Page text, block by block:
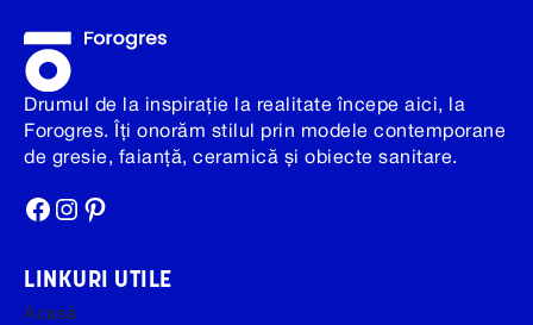
Drumul de la inspirație la realitate începe aici, la
Forogres. Îți onorăm stilul prin modele contemporane
de gresie, faianță, ceramică și obiecte sanitare.
Facebook
Instagram
Pinterest
LINKURI UTILE
Acasă